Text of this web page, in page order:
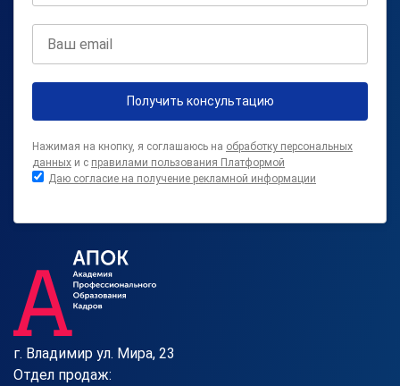
Получить консультацию
Нажимая на кнопку, я соглашаюсь на обработку персональных
данных и с правилами пользования Платформой
Даю согласие на получение рекламной информации
г. Владимир ул. Мира, 23
Отдел продаж: